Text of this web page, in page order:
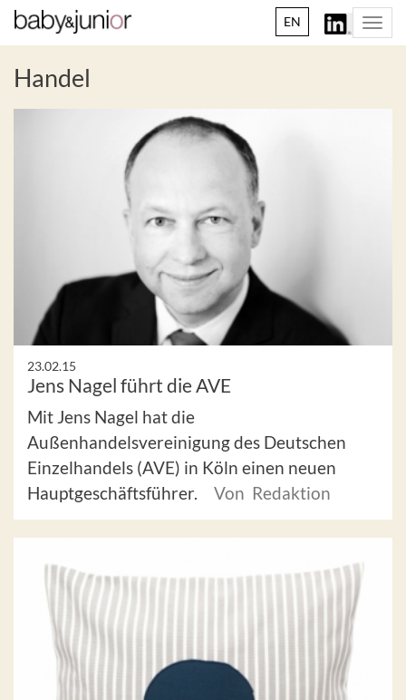
EN
Handel
23.02.15
Jens Nagel führt die AVE
Mit Jens Nagel hat die
Außenhandelsvereinigung des Deutschen
Einzelhandels (AVE) in Köln einen neuen
Hauptgeschäftsführer.
Von Redaktion